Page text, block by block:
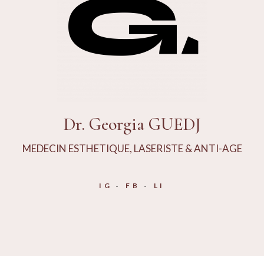
Dr. Georgia GUEDJ
MEDECIN ESTHETIQUE, LASERISTE & ANTI-AGE
IG FB LI